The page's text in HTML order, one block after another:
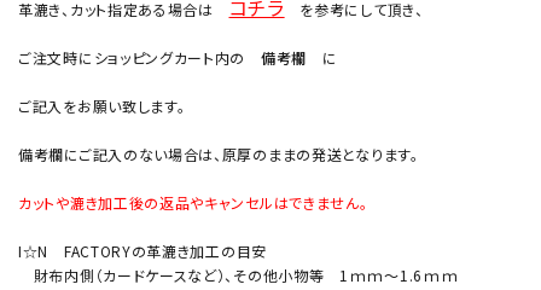
革漉き、カット指定ある場合は コチラ を参考にして頂き、
ご注文時にショッピングカート内の 備考欄 に
ご記入をお願い致します。
備考欄にご記入のない場合は、原厚のままの発送となります。
カットや漉き加工後の返品やキャンセルはできません。
I☆N FACTORYの革漉き加工の目安
財布内側（カードケースなど）、その他小物等 1ｍｍ～1.6ｍｍ